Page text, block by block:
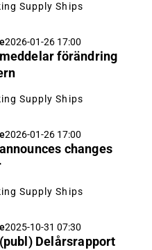
Supply Ships
2026-01-26 17:00
förändring
Supply Ships
2026-01-26 17:00
changes
Supply Ships
2025-10-31 07:30
Delårsrapport